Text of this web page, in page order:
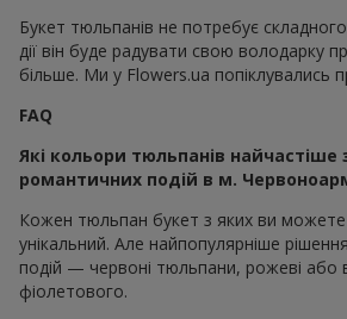
Букет тюльпанів не потребує
дії він буде радувати свою володарку
більше. Ми у Flowers.ua попіклувались
FAQ
Які кольори тюльпанів
романтичних подій в м.
Кожен тюльпан букет з яких ви
унікальний. Але найпопулярніше
подій — червоні тюльпани, рожеві або
фіолетового.